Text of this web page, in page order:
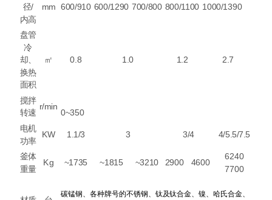
径/
内高
mm 600/910 600/1290 700/800 800/1100 1000/1390
盘管
冷
却、
换热
面积
㎡ 0.8 1.0 1.2 2.7
搅拌
转速
r/min
0~350
电机
功率
KW 1.1/3 3 3/4 4/5.5/7.5
釜体
重量
Kg ~1735 ~1815 ~3210 2900 4600
6240
7700
碳锰钢、各种牌号的不锈钢、钛及钛合金、镍、哈氏合金、